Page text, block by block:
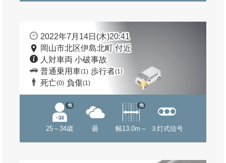
2022年7月14日(木)20:41
岡山市北区伊島北町 付近
人対車両 小破事故
普通乗用車(1) 歩行者(1)
死亡(0) 負傷(1)
25～34歳
他
曇 幅13.0m～
他
３灯式信号